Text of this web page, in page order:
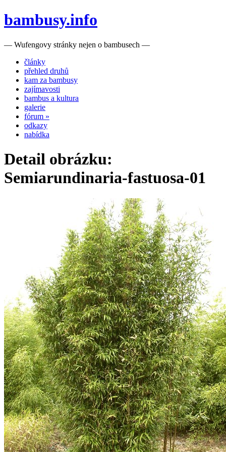
bambusy.info
— Wufengovy stránky nejen o bambusech —
články
přehled druhů
kam za bambusy
zajímavosti
bambus a kultura
galerie
fórum »
odkazy
nabídka
Detail obrázku:
Semiarundinaria-fastuosa-01